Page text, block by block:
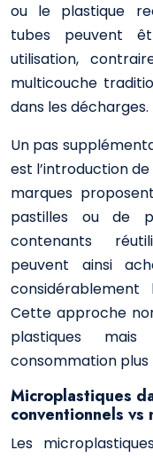
ou le plastique
tubes peuvent
utilisation,
multicouche
dans les décharges.
Un pas
est l’introduction
marques
pastilles ou de
contenants
peuvent ainsi
considérablement
Cette approche
plastiques
consommation plus
Microplastiques
conventionnels vs
Les